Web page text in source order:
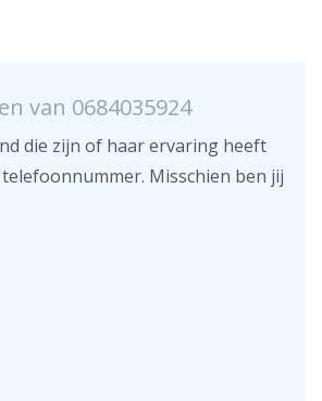
van 0684035924
die zijn of haar ervaring heeft
Misschien ben jij